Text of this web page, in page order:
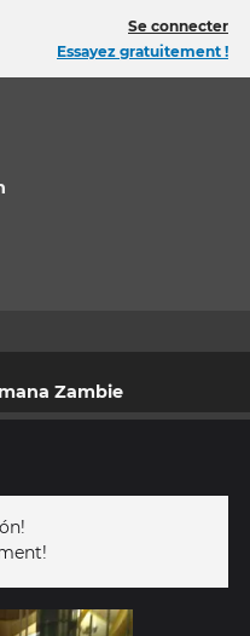
Se connecter
Essayez gratuitement !
Zambie